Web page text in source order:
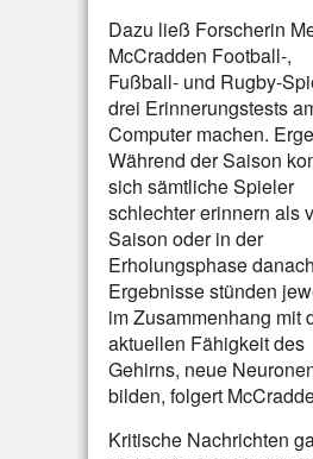
Dazu ließ Forscherin
McCradden Football-,
Fußball- und Rugby-
drei Erinnerungstests
Computer machen.
Während der Saison
sich sämtliche Spieler
schlechter erinnern als
Saison oder in der
Erholungsphase
Ergebnisse stünden
im Zusammenhang mit
aktuellen Fähigkeit des
Gehirns, neue
bilden, folgert
Kritische Nachrichten